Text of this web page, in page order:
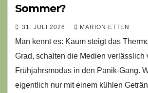
Sommer?
31. JULI 2026 MARION ETTEN
Man kennt es: Kaum steigt das
Grad, schalten die Medien verlässlich
Frühjahrsmodus in den Panik-Gang.
eigentlich nur mit einem kühlen